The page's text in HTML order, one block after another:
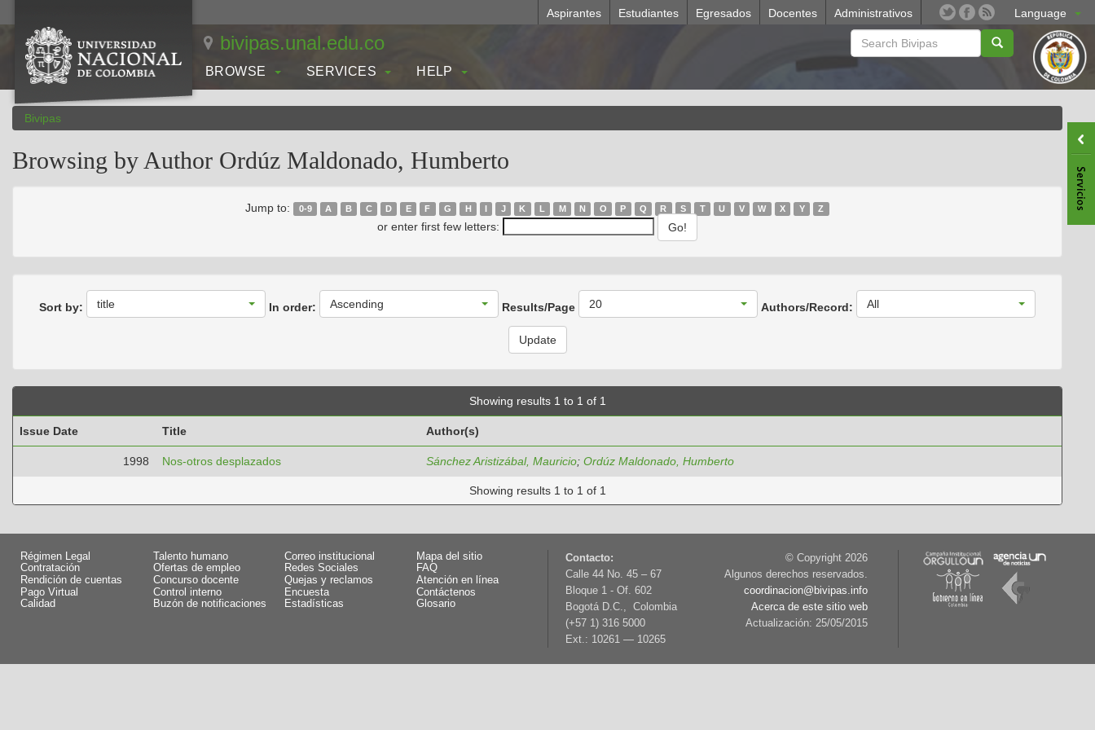
Language
Aspirantes Estudiantes Egresados Docentes Administrativos
bivipas.unal.edu.co
BROWSE SERVICES HELP
Bivipas
Browsing by Author Ordúz Maldonado, Humberto
Jump to: 0-9 A B C D E F G H I J K L M N O P Q R S T U V W X Y Z
or enter first few letters:
Sort by: title In order: Ascending Results/Page 20 Authors/Record: All
Showing results 1 to 1 of 1
Issue Date Title Author(s)
1998 Nos-otros desplazados Sánchez Aristizábal, Mauricio; Ordúz Maldonado, Humberto
Showing results 1 to 1 of 1
Régimen Legal
Talento humano
Contratación
Ofertas de empleo
Rendición de cuentas
Concurso docente
Pago Virtual
Control interno
Calidad
Buzón de notificaciones
Correo institucional
Mapa del sitio
Redes Sociales
FAQ
Quejas y reclamos
Atención en línea
Encuesta
Contáctenos
Estadísticas
Glosario
Contacto:
Calle 44 No. 45 – 67
Bloque 1 - Of. 602
Bogotá D.C., Colombia
(+57 1) 316 5000
Ext.: 10261 — 10265
© Copyright 2026
Algunos derechos reservados.
coordinacion@bivipas.info
Acerca de este sitio web
Actualización: 25/05/2015